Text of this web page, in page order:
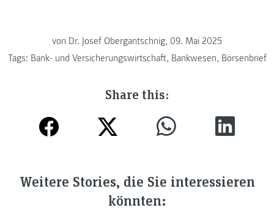
von Dr. Josef Obergantschnig, 09. Mai 2025
Tags: Bank- und Versicherungswirtschaft, Bankwesen, Börsenbrief
Share this:
Weitere Stories, die Sie interessieren
könnten: